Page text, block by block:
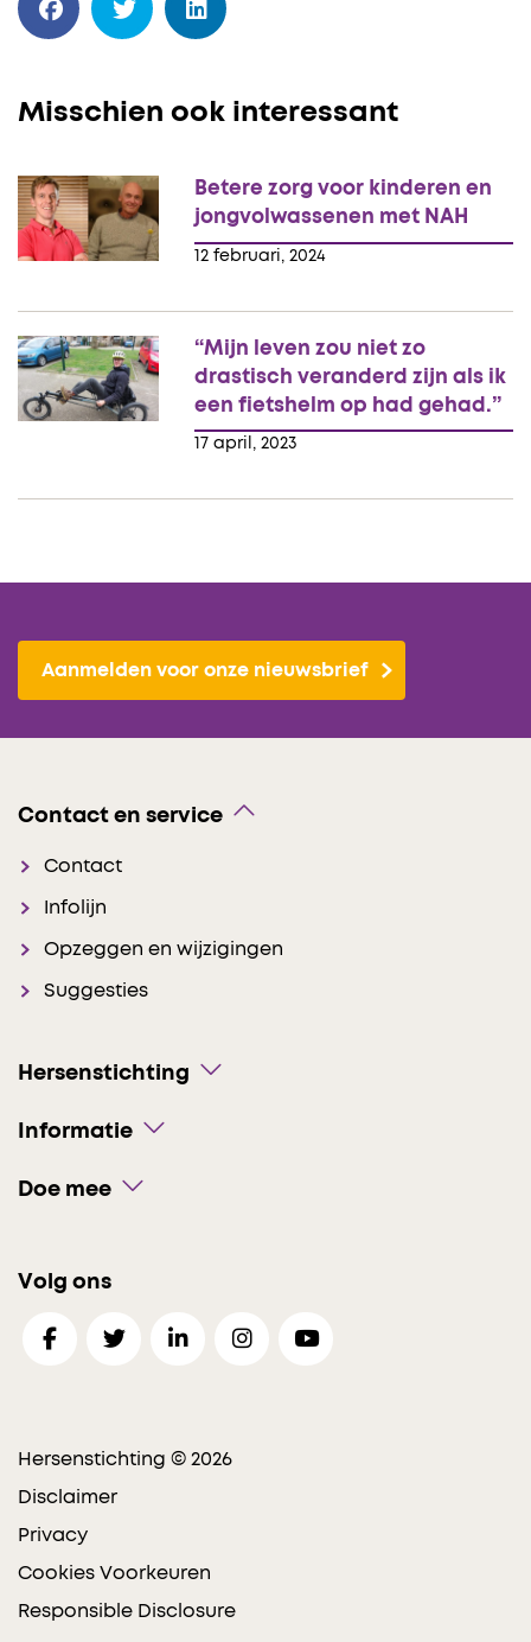
Misschien ook interessant
12 februari, 2024
Betere zorg voor kinderen en
jongvolwassenen met NAH
17 april, 2023
“Mijn leven zou niet zo
drastisch veranderd zijn als ik
een fietshelm op had gehad.”
Aanmelden voor onze nieuwsbrief
Contact en service
Contact
Infolijn
Opzeggen en wijzigingen
Suggesties
Hersenstichting
Informatie
Doe mee
Volg ons
Hersenstichting © 2026
Disclaimer
Privacy
Cookies Voorkeuren
Responsible Disclosure